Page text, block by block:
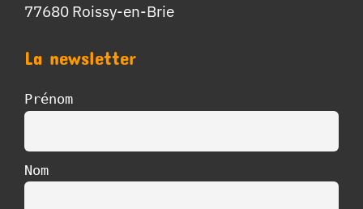
77680 Roissy-en-Brie
La newsletter
Prénom
Nom